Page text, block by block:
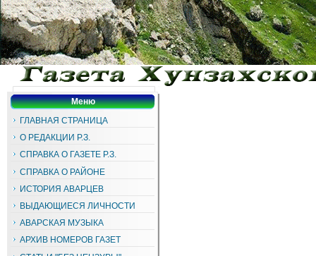
Меню
ГЛАВНАЯ СТРАНИЦА
О РЕДАКЦИИ Р.З.
СПРАВКА О ГАЗЕТЕ Р.З.
СПРАВКА О РАЙОНЕ
ИСТОРИЯ АВАРЦЕВ
ВЫДАЮЩИЕСЯ ЛИЧНОСТИ
АВАРСКАЯ МУЗЫКА
АРХИВ НОМЕРОВ ГАЗЕТ